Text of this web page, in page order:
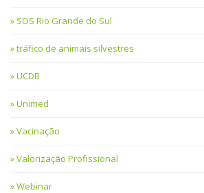
SOS Rio Grande do Sul
tráfico de animais silvestres
UCDB
Unimed
Vacinação
Valorização Profissional
Webinar